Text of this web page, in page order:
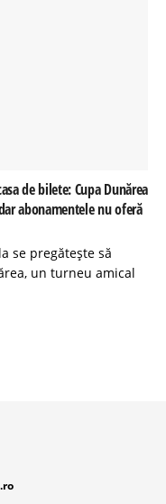
de bilete: Cupa Dunărea
abonamentele nu oferă
se pregătește să
un turneu amical